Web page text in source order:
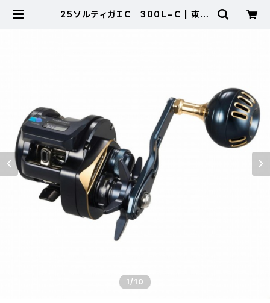
25ソルティガＩＣ 300Ｌ−Ｃ | 東海
1/10